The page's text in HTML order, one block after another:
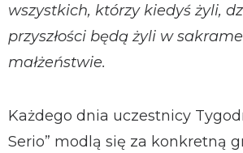
wszystkich, którzy kiedyś żyli,
przyszłości będą żyli w
małżeństwie.
Każdego dnia uczestnicy
Serio” modlą się za konkretną